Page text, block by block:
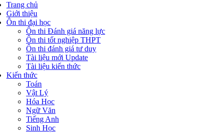
Trang chủ
Giới thiệu
Ôn thi đại học
Ôn thi Đánh giá năng lực
Ôn thi tốt nghiệp THPT
Ôn thi đánh giá tư duy
Tài liệu mới Update
Tài liệu kiến thức
Kiến thức
Toán
Vật Lý
Hóa Học
Ngữ Văn
Tiếng Anh
Sinh Học